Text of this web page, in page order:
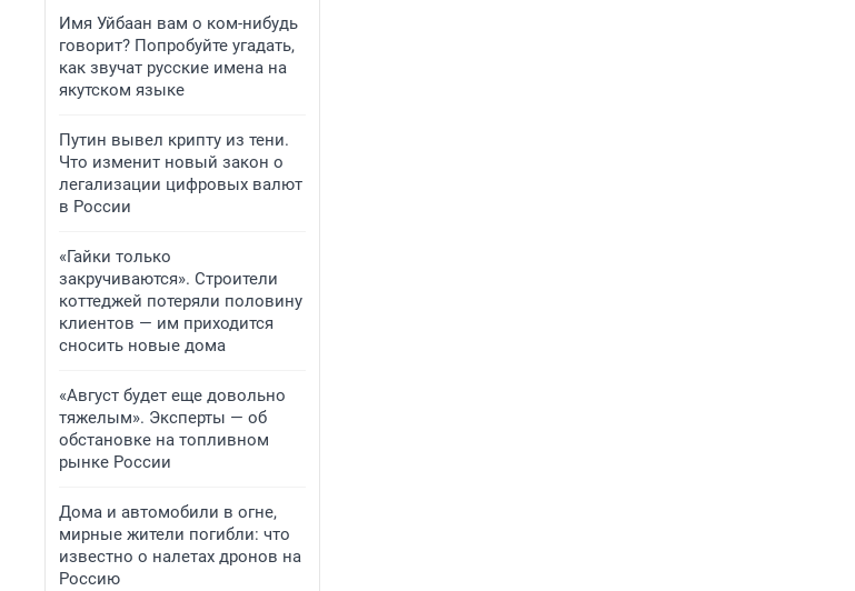
Имя Уйбаан вам о ком-нибудь
говорит? Попробуйте угадать,
как звучат русские имена на
якутском языке
Путин вывел крипту из тени.
Что изменит новый закон о
легализации цифровых валют
в России
«Гайки только
закручиваются». Строители
коттеджей потеряли половину
клиентов — им приходится
сносить новые дома
«Август будет еще довольно
тяжелым». Эксперты — об
обстановке на топливном
рынке России
Дома и автомобили в огне,
мирные жители погибли: что
известно о налетах дронов на
Россию